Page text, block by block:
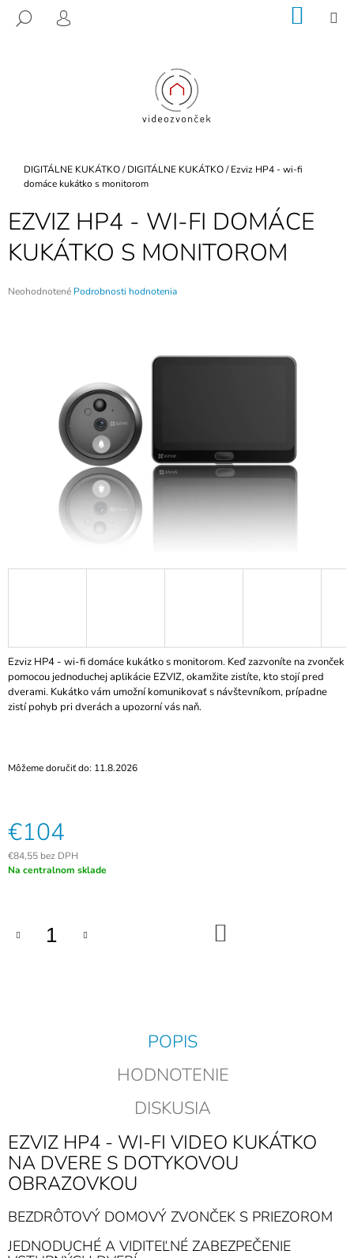
HĽADAŤ
PRIHLÁSENIE KOŠÍK
Domov
DIGITÁLNE KUKÁTKO/ DIGITÁLNE KUKÁTKO/ Ezviz HP4 - wi-fi
domáce kukátko s monitorom
EZVIZ HP4 - WI-FI DOMÁCE
KUKÁTKO S MONITOROM
Priemerné
Neohodnotené Podrobnosti hodnotenia
Ezviz HP4 - wi-fi domáce kukátko s monitorom. Keď zazvoníte na zvonček
pomocou jednoduchej aplikácie EZVIZ, okamžite zistíte, kto stojí pred
dverami. Kukátko vám umožní komunikovať s návštevníkom, prípadne
zistí pohyb pri dverách a upozorní vás naň.
Môžeme doručiť do: 11.8.2026
€104
€84,55 bez DPH
Jednotková
Na centralnom sklade
POPIS
HODNOTENIE
DISKUSIA
EZVIZ HP4 - WI-FI VIDEO KUKÁTKO
NA DVERE S DOTYKOVOU
OBRAZOVKOU
BEZDRÔTOVÝ DOMOVÝ ZVONČEK S PRIEZOROM
JEDNODUCHÉ A VIDITEĽNÉ ZABEZPEČENIE
T
R
E
B
U
E
O
R
Ú
Č
A
RFID
KHZ,
EM4102/BX,
MODRÝ
€3